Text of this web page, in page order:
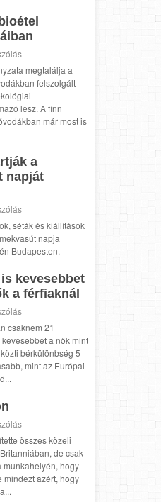
megtalálja a
felszolgált
lesz. A finn
már most is
a
napját
séták és kiállítások
napja
Budapesten.
kevesebbet
a férfiaknál
csaknem 21
a nők mint
bérkülönbség 5
mint az Európai
összes közeli
de csak
munkahelyén, hogy
mindezt azért, hogy